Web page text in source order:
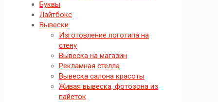
Буквы
Лайтбокс
Вывески
Изготовление логотипа на
стену
Вывеска на магазин
Рекламная стелла
Вывеска салона красоты
Живая вывеска, фотозона из
пайеток